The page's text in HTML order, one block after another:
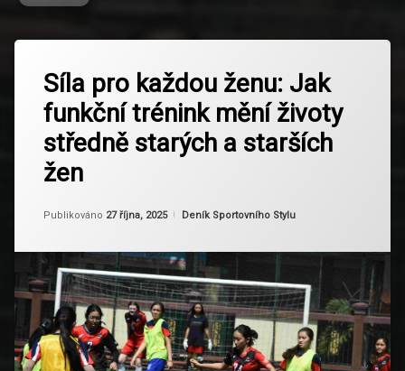
Síla pro každou ženu: Jak
funkční trénink mění životy
středně starých a starších
žen
Publikováno 27 října, 2025
Aktualizováno 12 listopadu, 2025
Od Ruby
Kategorie:
Deník Sportovního Stylu
funkční
trénink
každodenní
život
a
posílení
svalů a
kostí
Prevence
Zranění
komentář
na
Síla
pro
každou
ženu:
Jak
mění
středně
starých
a
starších
žen